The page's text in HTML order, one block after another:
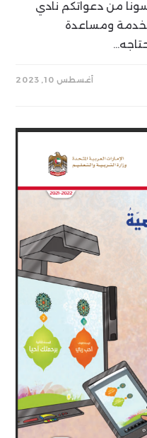
من دعواتكم نادي
ومساعدة
أغسطس 10, 2023